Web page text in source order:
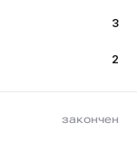
3
2
закончен